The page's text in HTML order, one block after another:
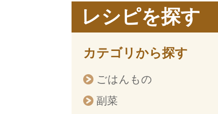
レシピを探す
カテゴリから探す
ごはんもの
副菜